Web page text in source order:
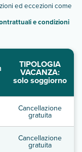
ed eccezioni come
e condizioni
TIPOLOGIA
VACANZA:
solo soggiorno
Cancellazione
gratuita
Cancellazione
gratuita